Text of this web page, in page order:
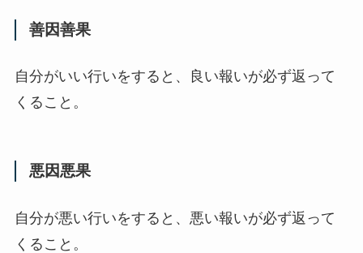
善因善果
自分がいい行いをすると、良い報いが必ず返って
くること。
悪因悪果
自分が悪い行いをすると、悪い報いが必ず返って
くること。